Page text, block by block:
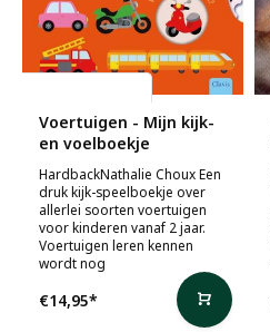
Voertuigen - Mijn kijk-
en voelboekje
HardbackNathalie Choux Een
druk kijk-speelboekje over
allerlei soorten voertuigen
voor kinderen vanaf 2 jaar.
Voertuigen leren kennen
wordt nog
€14,95*